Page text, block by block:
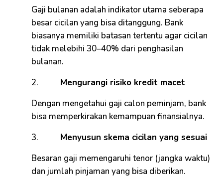
Gaji bulanan adalah indikator utama seberapa
besar cicilan yang bisa ditanggung. Bank
biasanya memiliki batasan tertentu agar cicilan
tidak melebihi 30–40% dari penghasilan
bulanan.
2. Mengurangi risiko kredit macet
Dengan mengetahui gaji calon peminjam, bank
bisa memperkirakan kemampuan finansialnya.
3. Menyusun skema cicilan yang sesuai
Besaran gaji memengaruhi tenor (jangka waktu)
dan jumlah pinjaman yang bisa diberikan.